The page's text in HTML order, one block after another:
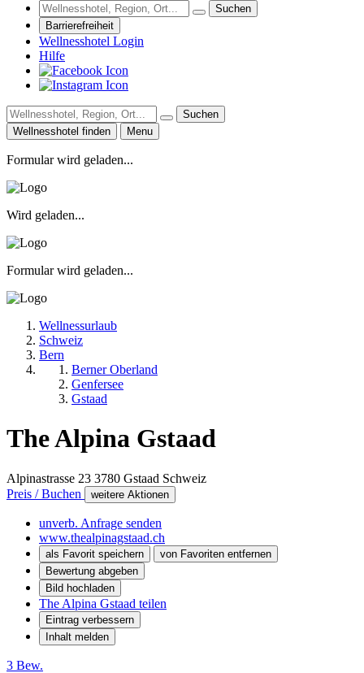
Suchen
Barrierefreiheit
Wellnesshotel Login
Hilfe
Suchen
Wellnesshotel finden
Menu
Formular wird geladen...
Wird geladen...
Formular wird geladen...
Wellnessurlaub
Schweiz
Bern
Berner Oberland
Genfersee
Gstaad
The Alpina Gstaad
Alpinastrasse 23 3780 Gstaad Schweiz
Preis / Buchen
weitere Aktionen
unverb. Anfrage senden
www.thealpinagstaad.ch
als Favorit speichern
von Favoriten entfernen
Bewertung abgeben
Bild hochladen
The Alpina Gstaad teilen
Eintrag verbessern
Inhalt melden
3 Bew.